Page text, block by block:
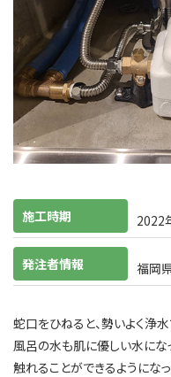
施工時期 2022
発注者情報 福岡
蛇口をひねると、勢いよく浄水
風呂の水も肌に優しい水にな
触れることができるようにな